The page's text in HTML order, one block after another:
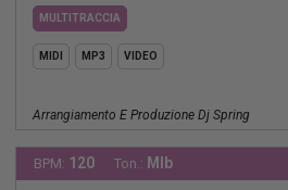
MULTITRACCIA
MIDI MP3 VIDEO
Arrangiamento E Produzione Dj Spring
BPM: 120 Ton.: MIb